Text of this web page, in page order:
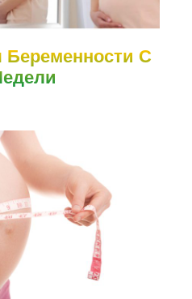
Беременности С